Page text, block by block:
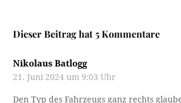
Dieser Beitrag hat 5 Kommentare
Nikolaus Batlogg
21. Juni 2024 um 9:03 Uhr
Den Typ des Fahrzeugs ganz rechts